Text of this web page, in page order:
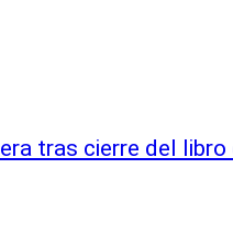
tras cierre del libro